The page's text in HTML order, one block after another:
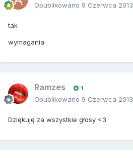
Opublikowano 9 Czerwca 2013
tak
wymagania
Ramzes 1
Opublikowano 9 Czerwca 2013
Dziękuję za wszystkie głosy <3